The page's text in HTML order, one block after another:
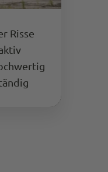
Risse
Quelle:Trusted Shops
bis jetzt einen
tell.
schnell und